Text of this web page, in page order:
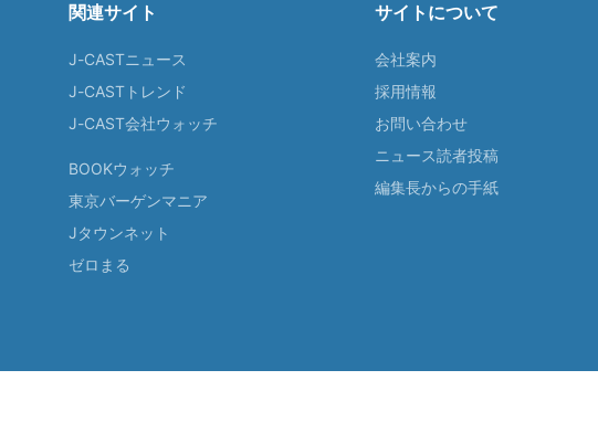
関連サイト
J-CASTニュース
J-CASTトレンド
J-CAST会社ウォッチ
BOOKウォッチ
東京バーゲンマニア
Jタウンネット
ゼロまる
サイトについて
会社案内
採用情報
お問い合わせ
ニュース読者投稿
編集長からの手紙